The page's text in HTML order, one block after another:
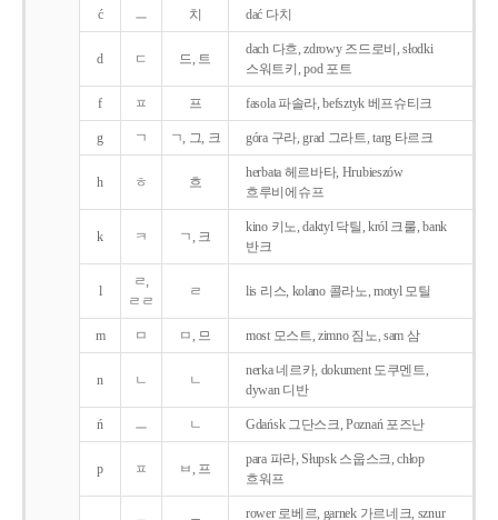
ć ㅡ 치 dać 다치
d ㄷ 드, 트
dach 다흐, zdrowy 즈드로비, słodki
스워트키, pod 포트
f ㅍ 프 fasola 파솔라, befsztyk 베프슈티크
g ㄱ ㄱ, 그, 크 góra 구라, grad 그라트, targ 타르크
h ㅎ 흐
herbata 헤르바타, Hrubieszów
흐루비에슈프
k ㅋ ㄱ, 크
kino 키노, daktyl 닥틸, król 크룰, bank
반크
l
ㄹ,
ㄹㄹ
ㄹ lis 리스, kolano 콜라노, motyl 모틸
m ㅁ ㅁ, 므 most 모스트, zimno 짐노, sam 삼
n ㄴ ㄴ
nerka 네르카, dokument 도쿠멘트,
dywan 디반
ń ㅡ ㄴ Gdańsk 그단스크, Poznań 포즈난
p ㅍ ㅂ, 프
para 파라, Słupsk 스웁스크, chłop
흐워프
rower 로베르, garnek 가르네크, sznur